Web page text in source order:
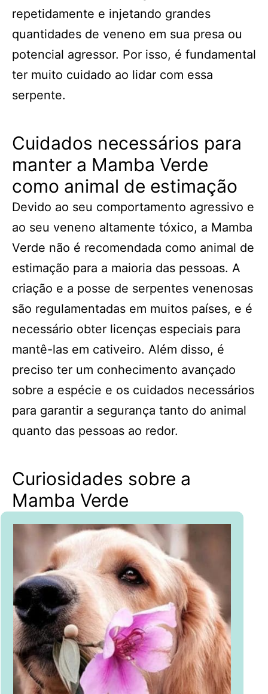
repetidamente e injetando grandes
quantidades de veneno em sua presa ou
potencial agressor. Por isso, é fundamental
ter muito cuidado ao lidar com essa
serpente.
Cuidados necessários para
manter a Mamba Verde
como animal de estimação
Devido ao seu comportamento agressivo e
ao seu veneno altamente tóxico, a Mamba
Verde não é recomendada como animal de
estimação para a maioria das pessoas. A
criação e a posse de serpentes venenosas
são regulamentadas em muitos países, e é
necessário obter licenças especiais para
mantê-las em cativeiro. Além disso, é
preciso ter um conhecimento avançado
sobre a espécie e os cuidados necessários
para garantir a segurança tanto do animal
quanto das pessoas ao redor.
Curiosidades sobre a
Mamba Verde